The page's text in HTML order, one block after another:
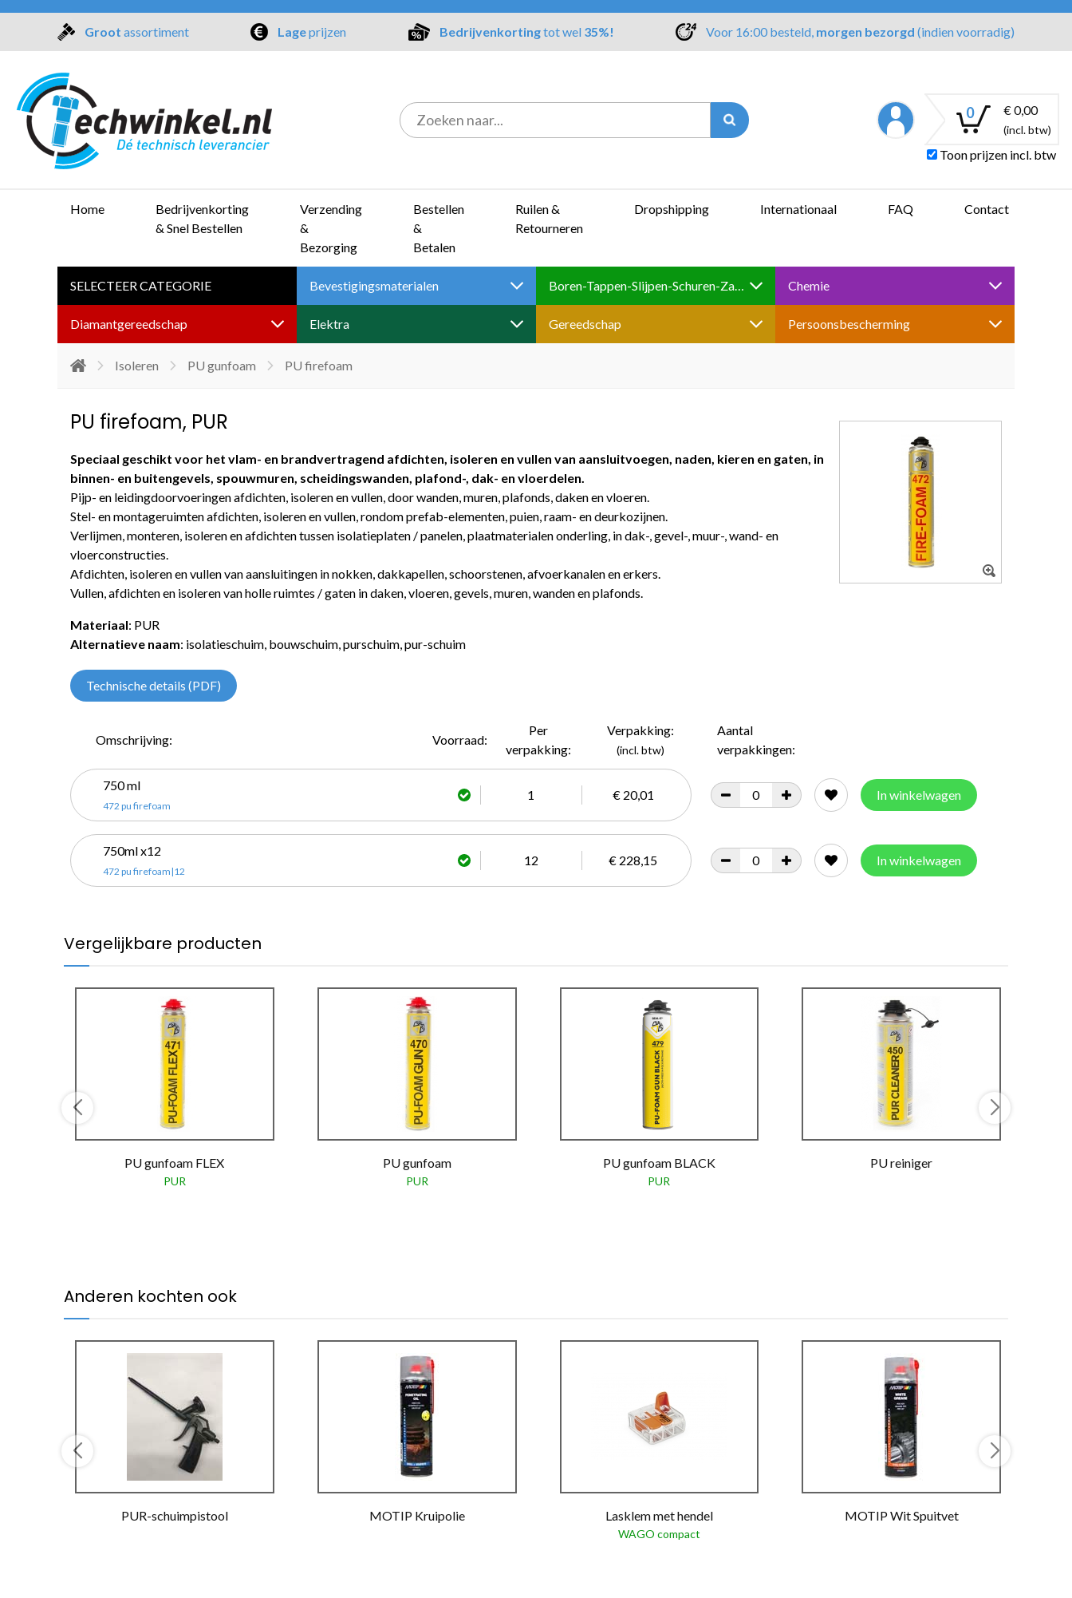
Groot assortiment Lageprijzen Bedrijvenkortingtot wel 35%! Voor 16:00 besteld, morgen bezorgd (indien voorradig)
0 € 0,00
(incl. btw)
Toon prijzen incl. btw
Home
Bedrijvenkorting
& Snel Bestellen
Verzending
&
Bezorging
Bestellen
&
Betalen
Ruilen &
Retourneren
Dropshipping Internationaal FAQ Contact
SELECTEER CATEGORIE Bevestigingsmaterialen Boren-Tappen-Slijpen-Schuren-Zagen Chemie
Diamantgereedschap Elektra Gereedschap Persoonsbescherming
Isoleren PU gunfoam PU firefoam
PU firefoam, PUR
Speciaal geschikt voor het vlam- en brandvertragend afdichten, isoleren en vullen van aansluitvoegen, naden, kieren en gaten, in
binnen- en buitengevels, spouwmuren, scheidingswanden, plafond-, dak- en vloerdelen.
Pijp- en leidingdoorvoeringen afdichten, isoleren en vullen, door wanden, muren, plafonds, daken en vloeren.
Stel- en montageruimten afdichten, isoleren en vullen, rondom prefab-elementen, puien, raam- en deurkozijnen.
Verlijmen, monteren, isoleren en afdichten tussen isolatieplaten / panelen, plaatmaterialen onderling, in dak-, gevel-, muur-, wand- en
vloerconstructies.
Afdichten, isoleren en vullen van aansluitingen in nokken, dakkapellen, schoorstenen, afvoerkanalen en erkers.
Vullen, afdichten en isoleren van holle ruimtes / gaten in daken, vloeren, gevels, muren, wanden en plafonds.
Materiaal: PUR
Alternatieve naam: isolatieschuim, bouwschuim, purschuim, pur-schuim
Technische details (PDF)
Omschrijving: Voorraad:
Per
verpakking:
Verpakking:
(incl. btw)
Aantal
verpakkingen:
750 ml
472 pu firefoam
1 € 20,01 In winkelwagen
750ml x12
472 pu firefoam|12
12 € 228,15 In winkelwagen
Vergelijkbare producten
PU gunfoam FLEX
PUR
PU gunfoam
PUR
PU gunfoam BLACK
PUR
PU reiniger
Anderen kochten ook
PUR-schuimpistool MOTIP Kruipolie Lasklem met hendel
WAGO compact
MOTIP Wit Spuitvet